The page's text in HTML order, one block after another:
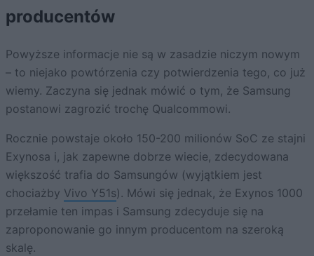
producentów
Powyższe informacje nie są w zasadzie niczym nowym
– to niejako powtórzenia czy potwierdzenia tego, co już
wiemy. Zaczyna się jednak mówić o tym, że Samsung
postanowi zagrozić trochę Qualcommowi.
Rocznie powstaje około 150-200 milionów SoC ze stajni
Exynosa i, jak zapewne dobrze wiecie, zdecydowana
większość trafia do Samsungów (wyjątkiem jest
chociażby Vivo Y51s). Mówi się jednak, że Exynos 1000
przełamie ten impas i Samsung zdecyduje się na
zaproponowanie go innym producentom na szeroką
skalę.